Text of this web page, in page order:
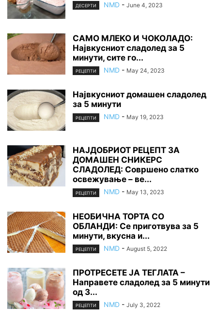
ДЕСЕРТИ NMD - June 4, 2023
САМО МЛЕКО И ЧОКОЛАДО:
Највкусниот сладолед за 5
минути, сите го...
РЕЦЕПТИ NMD - May 24, 2023
Највкусниот домашен сладолед
за 5 минути
РЕЦЕПТИ NMD - May 19, 2023
НАЈДОБРИОТ РЕЦЕПТ ЗА
ДОМАШЕН СНИКЕРС
СЛАДОЛЕД: Совршено слатко
освежување – ве...
РЕЦЕПТИ NMD - May 13, 2023
НЕОБИЧНА ТОРТА СО
ОБЛАНДИ: Се приготвува за 5
минути, вкусна и...
РЕЦЕПТИ NMD - August 5, 2022
ПРОТРЕСЕТЕ ЈА ТЕГЛАТА –
Направете сладолед за 5 минути
од 3...
РЕЦЕПТИ NMD - July 3, 2022